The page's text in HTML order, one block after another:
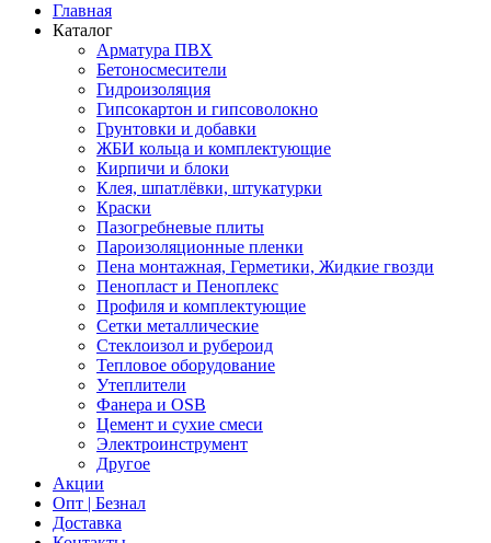
Главная
Каталог
Арматура ПВХ
Бетоносмесители
Гидроизоляция
Гипсокартон и гипсоволокно
Грунтовки и добавки
ЖБИ кольца и комплектующие
Кирпичи и блоки
Клея, шпатлёвки, штукатурки
Краски
Пазогребневые плиты
Пароизоляционные пленки
Пена монтажная, Герметики, Жидкие гвозди
Пенопласт и Пеноплекс
Профиля и комплектующие
Сетки металлические
Стеклоизол и рубероид
Тепловое оборудование
Утеплители
Фанера и OSB
Цемент и сухие смеси
Электроинструмент
Другое
Акции
Опт | Безнал
Доставка